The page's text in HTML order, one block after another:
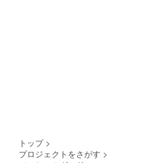
トップ >
プロジェクトをさがす >